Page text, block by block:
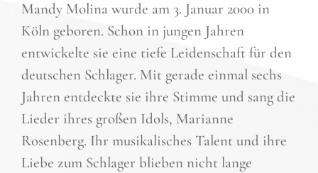
Mandy Molina wurde am 3. Januar 2000 in
Köln geboren. Schon in jungen Jahren
entwickelte sie eine tiefe Leidenschaft für den
deutschen Schlager. Mit gerade einmal sechs
Jahren entdeckte sie ihre Stimme und sang die
Lieder ihres großen Idols, Marianne
Rosenberg. Ihr musikalisches Talent und ihre
Liebe zum Schlager blieben nicht lange